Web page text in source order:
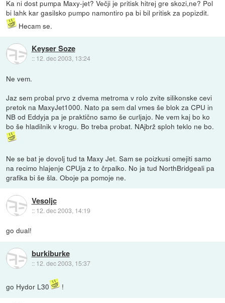
Ka ni dost pumpa Maxy-jet? Večji je pritisk hitrej gre skozi,ne? Pol
bi lahk kar gasilsko pumpo namontiro pa bi bil pritisk za popizdit.
Hecam se.
Keyser Soze
:: 12. dec 2003, 13:24
Ne vem.
Jaz sem probal prvo z dvema metroma v rolo zvite silikonske cevi
pretok na MaxyJet1000. Nato pa sem dal vmes še blok za CPU in
NB od Eddyja pa je praktično samo še curljajo. Ne vem kaj bo ko
bo še hladilnik v krogu. Bo treba probat. NAjbrž sploh teklo ne bo.
Ne se bat je dovolj tud ta Maxy Jet. Sam se poizkusi omejiti samo
na recimo hlajenje CPUja z to črpalko. No ja tud NorthBridgeali pa
grafika bi še šla. Oboje pa pomoje ne.
Vesoljc
:: 12. dec 2003, 14:19
go dual!
burkiburke
:: 12. dec 2003, 15:37
go Hydor L30 !